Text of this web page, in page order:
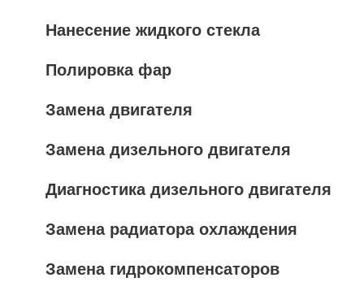
Нанесение жидкого стекла
Полировка фар
Замена двигателя
Замена дизельного двигателя
Диагностика дизельного двигателя
Замена радиатора охлаждения
Замена гидрокомпенсаторов